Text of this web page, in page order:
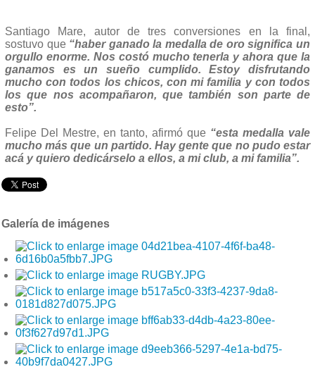
Santiago Mare, autor de tres conversiones en la final,
sostuvo que “haber ganado la medalla de oro significa un
orgullo enorme. Nos costó mucho tenerla y ahora que la
ganamos es un sueño cumplido. Estoy disfrutando
mucho con todos los chicos, con mi familia y con todos
los que nos acompañaron, que también son parte de
esto”.
Felipe Del Mestre, en tanto, afirmó que “esta medalla vale
mucho más que un partido. Hay gente que no pudo estar
acá y quiero dedicárselo a ellos, a mi club, a mi familia”.
Galería de imágenes